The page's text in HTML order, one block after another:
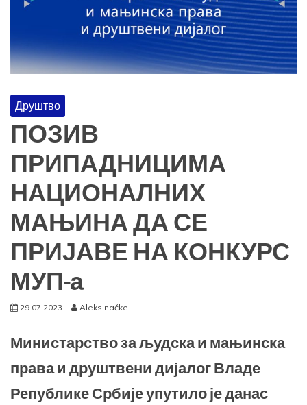
Друштво
ПОЗИВ
ПРИПАДНИЦИМА
НАЦИОНАЛНИХ
МАЊИНА ДА СЕ
ПРИЈАВЕ НА КОНКУРС
МУП-а
29.07.2023. Aleksinačke
Министарство за људска и мањинска
права и друштвени дијалог Владе
Републике Србије упутило је данас